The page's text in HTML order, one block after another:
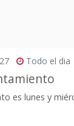
Todo el dia
es lunes y